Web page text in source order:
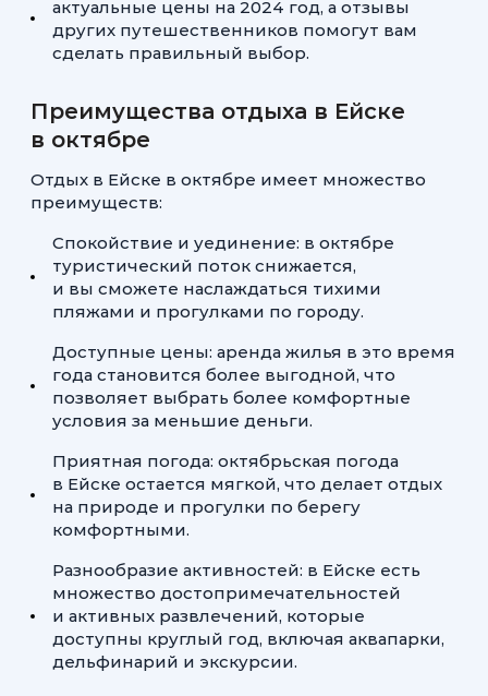
актуальные цены на 2024 год, а отзывы
других путешественников помогут вам
сделать правильный выбор.
Преимущества отдыха в Ейске
в октябре
Отдых в Ейске в октябре имеет множество
преимуществ:
Спокойствие и уединение: в октябре
туристический поток снижается,
и вы сможете наслаждаться тихими
пляжами и прогулками по городу.
Доступные цены: аренда жилья в это время
года становится более выгодной, что
позволяет выбрать более комфортные
условия за меньшие деньги.
Приятная погода: октябрьская погода
в Ейске остается мягкой, что делает отдых
на природе и прогулки по берегу
комфортными.
Разнообразие активностей: в Ейске есть
множество достопримечательностей
и активных развлечений, которые
доступны круглый год, включая аквапарки,
дельфинарий и экскурсии.